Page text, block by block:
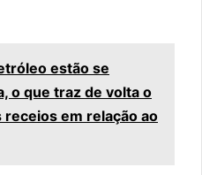
estão se
o que traz de volta o
em relação ao